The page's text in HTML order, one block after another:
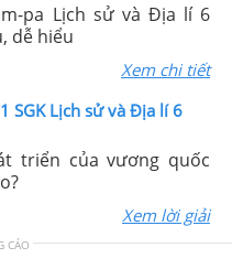
pa Lịch sử và Địa lí 6
dễ hiểu
Xem chi tiết
SGK Lịch sử và Địa lí 6
triển của vương quốc
Xem lời giải
CÁO